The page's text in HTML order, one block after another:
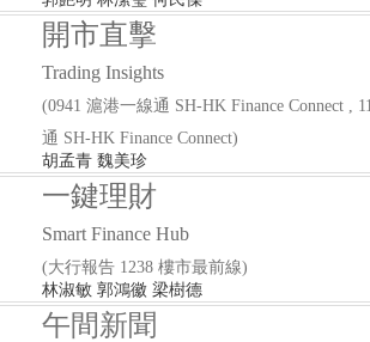
開市直擊
Trading Insights
(0941 滬港一線通 SH-HK Finance Connect ,
通 SH-HK Finance Connect)
胡孟青 魏美珍
一鍵理財
Smart Finance Hub
(大行報告 1238 樓市最前線)
林淑敏 郭鴻徽 梁樹德
午間新聞